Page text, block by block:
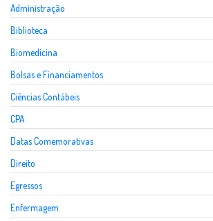
Administração
Biblioteca
Biomedicina
Bolsas e Financiamentos
Ciências Contábeis
CPA
Datas Comemorativas
Direito
Egressos
Enfermagem